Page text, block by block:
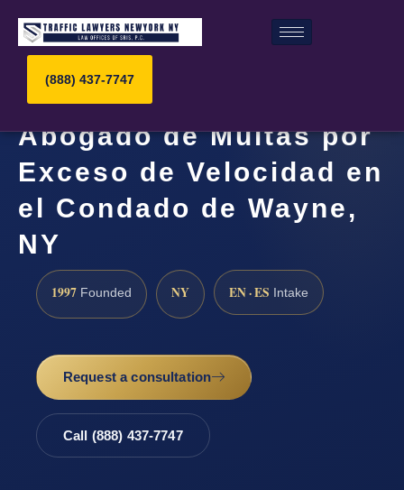
(888) 437-7747
Abogado de Multas por
Exceso de Velocidad en
el Condado de Wayne,
NY
1997 Founded NY EN · ES Intake
Request a consultation
Call (888) 437-7747